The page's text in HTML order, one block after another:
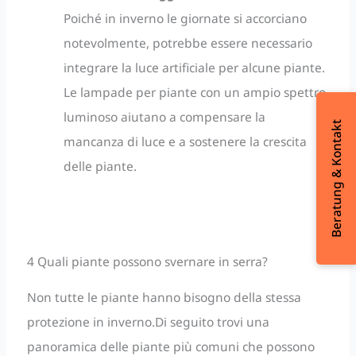
Poiché in inverno le giornate si accorciano
notevolmente, potrebbe essere necessario
integrare la luce artificiale per alcune piante.
Le lampade per piante con un ampio spettro
luminoso aiutano a compensare la
mancanza di luce e a sostenere la crescita
delle piante.
4 Quali piante possono svernare in serra?
Non tutte le piante hanno bisogno della stessa
protezione in inverno.Di seguito trovi una
panoramica delle piante più comuni che possono
Beratung & Kontakt